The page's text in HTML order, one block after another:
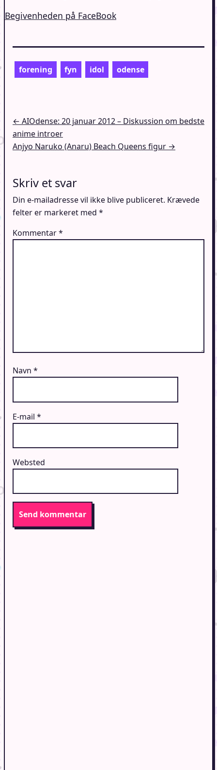
Begivenheden på FaceBook
forening fyn idol odense
Indlægsnavigation
← AIOdense: 20 januar 2012 – Diskussion om bedste
anime introer
Anjyo Naruko (Anaru) Beach Queens figur →
Skriv et svar
Din e-mailadresse vil ikke blive publiceret. Krævede
felter er markeret med *
Kommentar*
Navn *
E-mail *
Websted